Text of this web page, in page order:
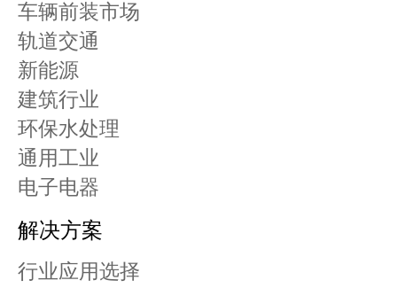
车辆前装市场
轨道交通
新能源
建筑行业
环保水处理
通用工业
电子电器
解决方案
行业应用选择